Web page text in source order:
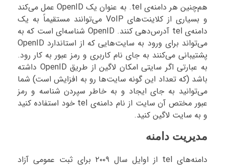
هم‌چنین هر دامنه‌ی tel. به عنوان یک OpenID عمل می‌کند
و بسیاری از کلاینت‌های VoIP می‌توانند مستقیماً به یک
دامنه‌ی tel آدرس‌دهی کنند. OpenID شناسه‌ای است که به
می‌تواند برای ورود به سایت‌هایی که از استاندارد OpenID
پشتیبانی می‌کنند به جای نام کاربری و رمز عبور به کار رود.
به عبارتی اگر سایتی امکان لاگین از طریق OpenID داشته
باشد (که تعداد این گونه سایت‌ها رو به افزایش است) شما
می‌توانید به جای ایجاد و به خاطر سپردن شناسه و رمز
عبور مختص آن سایت از نام دامنه‌ی tel خود استفاده کنید
و به سایت لاگین کنید.
مدیریت دامنه
دامنه‌های tel از اوایل سال ۲۰۰۹ برای ثبت عمومی آزاد